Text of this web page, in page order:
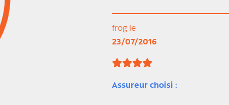
frog le
23/07/2016
Assureur choisi :